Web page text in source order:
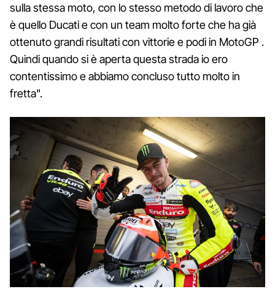
sulla stessa moto, con lo stesso metodo di lavoro che
è quello Ducati e con un team molto forte che ha già
ottenuto grandi risultati con vittorie e podi in MotoGP .
Quindi quando si è aperta questa strada io ero
contentissimo e abbiamo concluso tutto molto in
fretta".